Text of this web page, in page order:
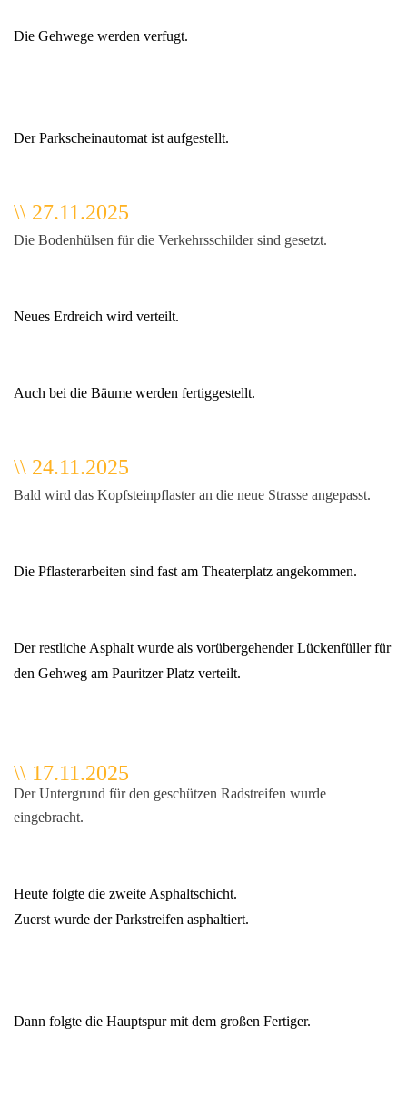
Die Gehwege werden verfugt.
Der Parkscheinautomat ist aufgestellt.
\\ 27.11.2025
Die Bodenhülsen für die Verkehrsschilder sind gesetzt.
Neues Erdreich wird verteilt.
Auch bei die Bäume werden fertiggestellt.
\\ 24.11.2025
Bald wird das Kopfsteinpflaster an die neue Strasse angepasst.
Die Pflasterarbeiten sind fast am Theaterplatz angekommen.
Der restliche Asphalt wurde als vorübergehender Lückenfüller für
den Gehweg am Pauritzer Platz verteilt.
\\ 17.11.2025
Der Untergrund für den geschützen Radstreifen wurde
eingebracht.
Heute folgte die zweite Asphaltschicht.
Zuerst wurde der Parkstreifen asphaltiert.
Dann folgte die Hauptspur mit dem großen Fertiger.